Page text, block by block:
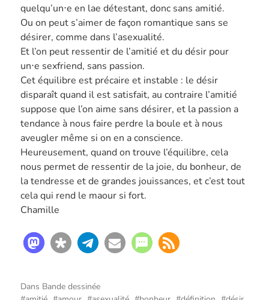
quelqu’un⋅e en lae détestant, donc sans amitié.
Ou on peut s’aimer de façon romantique sans se
désirer, comme dans l’asexualité.
Et l’on peut ressentir de l’amitié et du désir pour
un⋅e sexfriend, sans passion.
Cet équilibre est précaire et instable : le désir
disparaît quand il est satisfait, au contraire l’amitié
suppose que l’on aime sans désirer, et la passion a
tendance à nous faire perdre la boule et à nous
aveugler même si on en a conscience.
Heureusement, quand on trouve l’équilibre, cela
nous permet de ressentir de la joie, du bonheur, de
la tendresse et de grandes jouissances, et c’est tout
cela qui rend le maour si fort.
Chamille
Dans Bande dessinée